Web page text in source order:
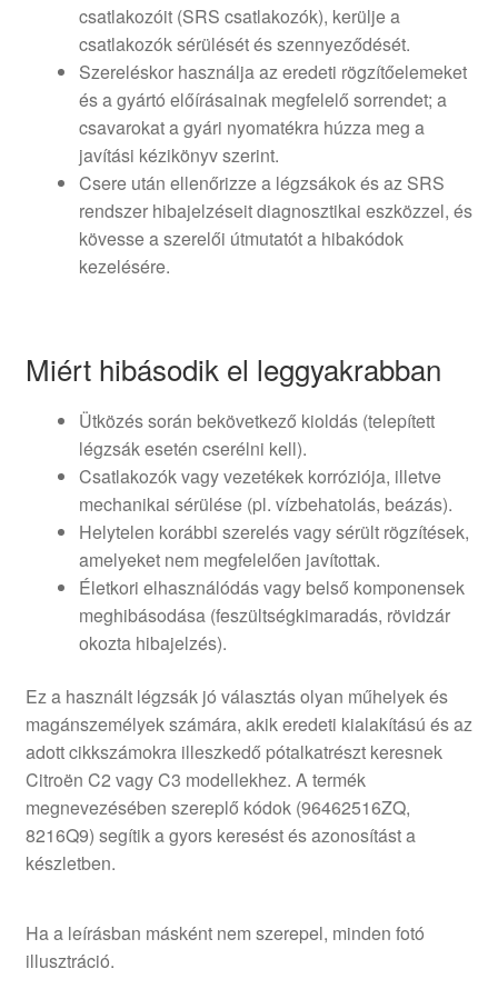
csatlakozóit (SRS csatlakozók), kerülje a
csatlakozók sérülését és szennyeződését.
Szereléskor használja az eredeti rögzítőelemeket
és a gyártó előírásainak megfelelő sorrendet; a
csavarokat a gyári nyomatékra húzza meg a
javítási kézikönyv szerint.
Csere után ellenőrizze a légzsákok és az SRS
rendszer hibajelzéseit diagnosztikai eszközzel, és
kövesse a szerelői útmutatót a hibakódok
kezelésére.
Miért hibásodik el leggyakrabban
Ütközés során bekövetkező kioldás (telepített
légzsák esetén cserélni kell).
Csatlakozók vagy vezetékek korróziója, illetve
mechanikai sérülése (pl. vízbehatolás, beázás).
Helytelen korábbi szerelés vagy sérült rögzítések,
amelyeket nem megfelelően javítottak.
Életkori elhasználódás vagy belső komponensek
meghibásodása (feszültségkimaradás, rövidzár
okozta hibajelzés).
Ez a használt légzsák jó választás olyan műhelyek és
magánszemélyek számára, akik eredeti kialakítású és az
adott cikkszámokra illeszkedő pótalkatrészt keresnek
Citroën C2 vagy C3 modellekhez. A termék
megnevezésében szereplő kódok (96462516ZQ,
8216Q9) segítik a gyors keresést és azonosítást a
készletben.
Ha a leírásban másként nem szerepel, minden fotó
illusztráció.